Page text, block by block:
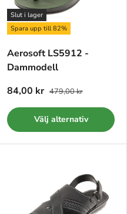
Slut i lager
Spara upp till 82%
Aerosoft LS5912 -
Dammodell
84,00 kr 479,00 kr
Välj alternativ